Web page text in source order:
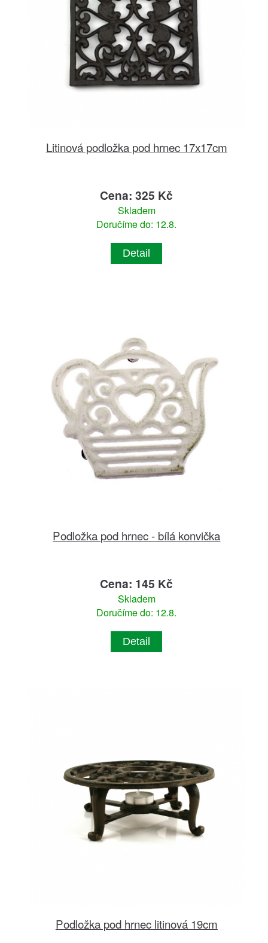
Litinová podložka pod hrnec 17x17cm
Cena: 325 Kč
Skladem
Doručíme do: 12.8.
Detail
Podložka pod hrnec - bílá konvička
Cena: 145 Kč
Skladem
Doručíme do: 12.8.
Detail
Podložka pod hrnec litinová 19cm